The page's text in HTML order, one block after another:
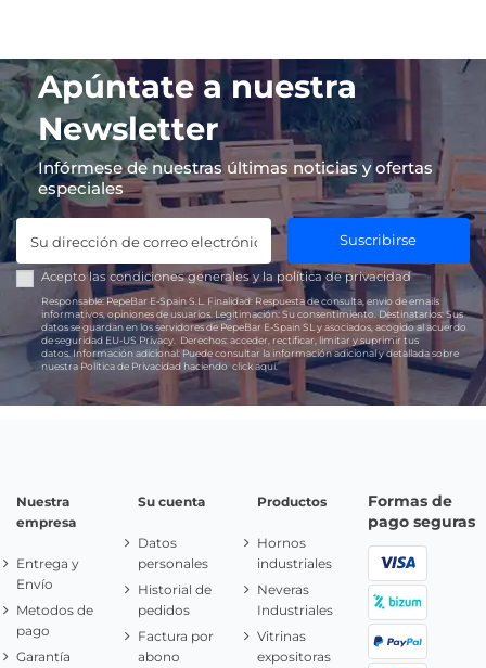
Apúntate a nuestra
Newsletter
Infórmese de nuestras últimas noticias y ofertas
especiales
Suscribirse
Acepto las condiciones generales y lapolítica de privacidad
Responsable:PepeBar E-Spain S.L. Finalidad: Respuesta de consulta, envío de emails
informativos, opiniones de usuarios. Legitimación: Su consentimiento. Destinatarios:Sus
datos se guardan en los servidores de PepeBar E-Spain SL y asociados, acogido al acuerdo
de seguridad EU-US Privacy.
Derechos: acceder, rectificar, limitar y suprimir tus
datos.Información adicional:Puede consultar la información adicional y detallada sobre
nuestra Política de Privacidad haciendoclick aquí.
Nuestra
empresa
Entrega y
Envío
Metodos de
pago
Garantía
Su cuenta
Datos
personales
Historial de
pedidos
Factura por
abono
Productos
Hornos
industriales
Neveras
Industriales
Vitrinas
expositoras
Formas de
pago seguras